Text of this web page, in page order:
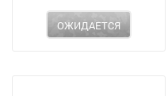
ОЖИДАЕТСЯ